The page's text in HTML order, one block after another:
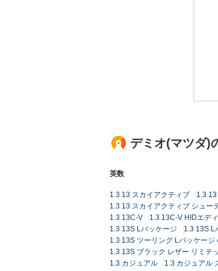
デミオ(マツダ)
英数
1.3 13 スカイアクティブ 1.3
1.3 13 スカイアクティブ シュー
1.3 13C-V
1.3 13C-V HIDエデ
1.3 13S Lパッケージ
1.3 13S L
1.3 13S ツーリング Lパッケージ
1.3 13S ブラック レザー リミテ
1.3 カジュアル
1.3 カジュアル